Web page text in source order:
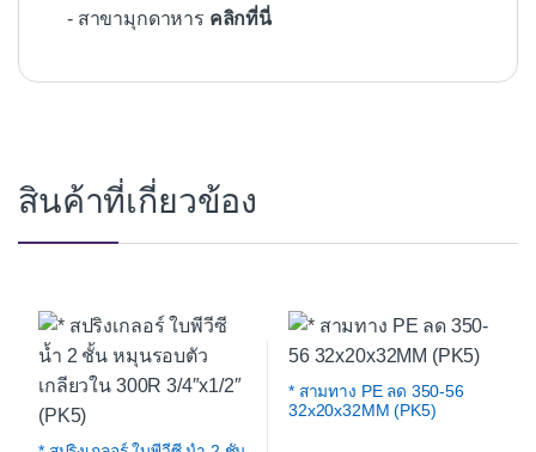
- สาขามุกดาหาร คลิกที่นี่
สินค้าที่เกี่ยวข้อง
* สามทาง PE ลด 350-56
32x20x32MM (PK5)